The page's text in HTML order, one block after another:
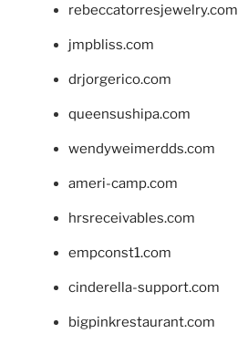
rebeccatorresjewelry.com
jmpbliss.com
drjorgerico.com
queensushipa.com
wendyweimerdds.com
ameri-camp.com
hrsreceivables.com
empconst1.com
cinderella-support.com
bigpinkrestaurant.com